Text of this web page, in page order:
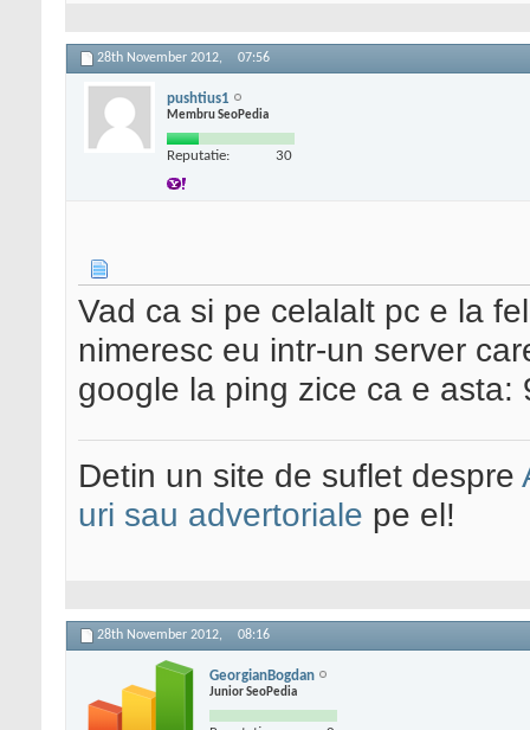
28th November 2012, 07:56
pushtius1
Membru SeoPedia
Reputatie: 30
Vad ca si pe celalalt pc e la
nimeresc eu intr-un server
google la ping zice ca e asta:
Detin un site de suflet despre
uri sau advertoriale pe el!
28th November 2012, 08:16
GeorgianBogdan
Junior SeoPedia